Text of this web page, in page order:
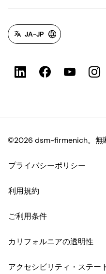
JA-JP
©2026 dsm-firmenich。無
プライバシーポリシー
利用規約
ご利用条件
カリフォルニアの透明性
アクセシビリティ・ステー